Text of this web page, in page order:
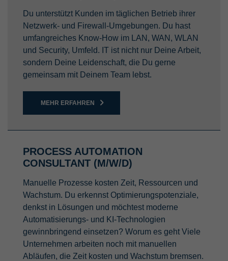
Du unterstützt Kunden im täglichen Betrieb ihrer
Netzwerk- und Firewall-Umgebungen. Du hast
umfangreiches Know-How im LAN, WAN, WLAN
und Security, Umfeld. IT ist nicht nur Deine Arbeit,
sondern Deine Leidenschaft, die Du gerne
gemeinsam mit Deinem Team lebst.
MEHR ERFAHREN
PROCESS AUTOMATION
CONSULTANT (M/W/D)
Manuelle Prozesse kosten Zeit, Ressourcen und
Wachstum. Du erkennst Optimierungspotenziale,
denkst in Lösungen und möchtest moderne
Automatisierungs- und KI-Technologien
gewinnbringend einsetzen? Worum es geht Viele
Unternehmen arbeiten noch mit manuellen
Abläufen, die Zeit kosten und Wachstum bremsen.